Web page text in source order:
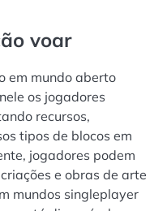
voar
em mundo aberto
os jogadores
recursos,
tipos de blocos em
jogadores podem
e obras de arte
mundos singleplayer